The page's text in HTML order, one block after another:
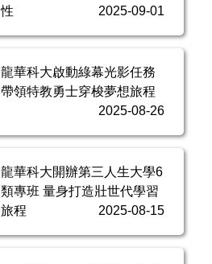
性
2025-09-01
龍華科大啟動綠幕光影任務
帶領特教勇士穿梭夢想旅程
2025-08-26
龍華科大開辦第三人生大學6
類專班 量身打造壯世代學習
旅程
2025-08-15